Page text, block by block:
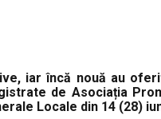
iar încă nouă au
de Asociația
Locale din 14 (28)